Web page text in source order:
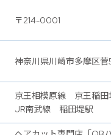
〒214-0001
神奈川県川崎市多摩区
京王相模原線 京王稲田
JR南武線 稲田堤駅